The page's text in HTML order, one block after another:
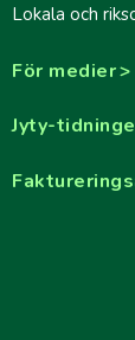
Lokala och
För medier
Jyty-